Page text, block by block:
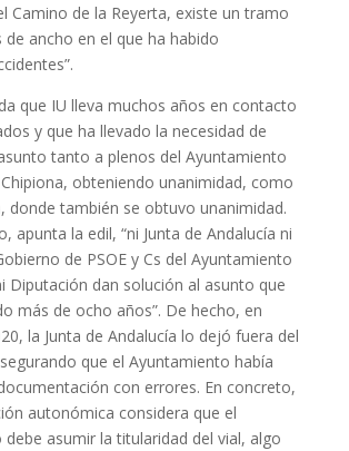
Camino de la Reyerta, existe un tramo
ancho en el que ha habido
que IU lleva muchos años en contacto
y que ha llevado la necesidad de
tanto a plenos del Ayuntamiento
obteniendo unanimidad, como
donde también se obtuvo unanimidad.
apunta la edil, “ni Junta de Andalucía ni
de PSOE y Cs del Ayuntamiento
Diputación dan solución al asunto que
más de ocho años”. De hecho, en
la Junta de Andalucía lo dejó fuera del
que el Ayuntamiento había
con errores. En concreto,
autonómica considera que el
asumir la titularidad del vial, algo